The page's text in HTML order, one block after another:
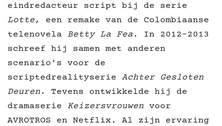
eindredacteur script bij de serie
Lotte, een remake van de Colombiaanse
telenovela Betty La Fea . In 2012-2013
schreef hij samen met anderen
scenario's voor de
scriptedrealityserie Achter Gesloten
Deuren . Tevens ontwikkelde hij de
dramaserie Keizersvrouwen voor
AVROTROS en Netflix. Al zijn ervaring